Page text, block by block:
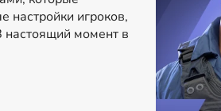
настройки игроков,
настоящий момент в